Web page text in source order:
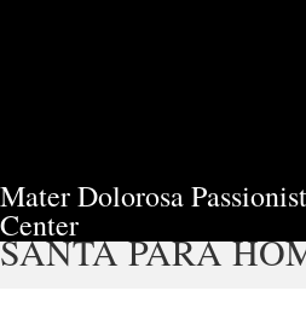
Mater Dolorosa
Center
EL RETIRO DE LA
SANTA PARA